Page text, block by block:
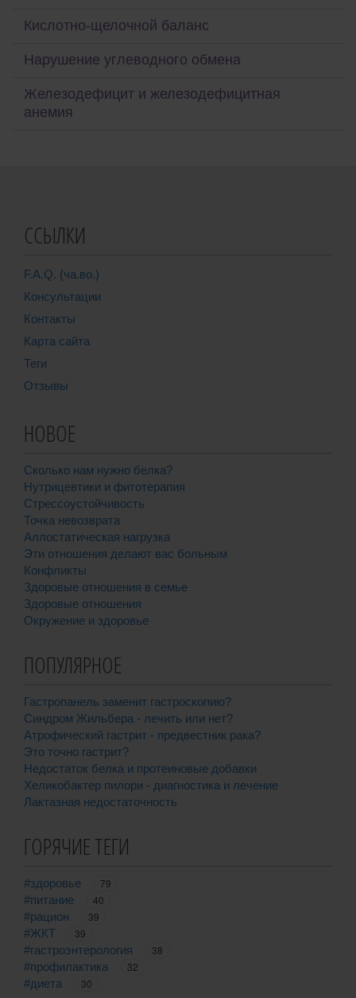
Кислотно-щелочной баланс
Нарушение углеводного обмена
Железодефицит и железодефицитная
анемия
ССЫЛКИ
F.A.Q. (ча.во.)
Консультации
Контакты
Карта сайта
Теги
Отзывы
НОВОЕ
Сколько нам нужно белка?
Нутрицевтики и фитотерапия
Стрессоустойчивость
Точка невозврата
Аллостатическая нагрузка
Эти отношения делают вас больным
Конфликты
Здоровые отношения в семье
Здоровые отношения
Окружение и здоровье
ПОПУЛЯРНОЕ
Гастропанель заменит гастроскопию?
Синдром Жильбера - лечить или нет?
Атрофический гастрит - предвестник рака?
Это точно гастрит?
Недостаток белка и протеиновые добавки
Хеликобактер пилори - диагностика и лечение
Лактазная недостаточность
ГОРЯЧИЕ ТЕГИ
#здоровье
79
#питание
40
#рацион
39
#ЖКТ
39
#гастроэнтерология
38
#профилактика
32
#диета
30